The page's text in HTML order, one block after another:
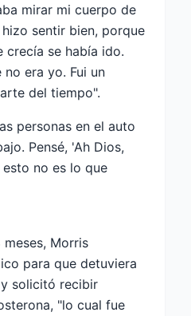
mirar mi cuerpo de
sentir bien, porque
crecía se había ido.
no era yo. Fui un
del tiempo".
personas en el auto
Pensé, 'Ah Dios,
no es lo que
meses, Morris
para que detuviera
solicitó recibir
"lo cual fue